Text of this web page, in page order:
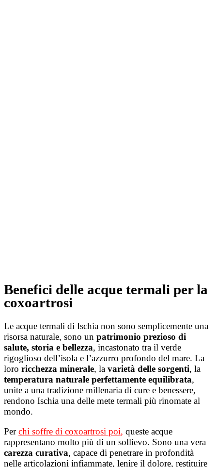
Benefici delle acque termali per la
coxoartrosi
Le acque termali di Ischia non sono semplicemente una
risorsa naturale, sono un patrimonio prezioso di
salute, storia e bellezza, incastonato tra il verde
rigoglioso dell’isola e l’azzurro profondo del mare. La
loro ricchezza minerale, la varietà delle sorgenti, la
temperatura naturale perfettamente equilibrata,
unite a una tradizione millenaria di cure e benessere,
rendono Ischia una delle mete termali più rinomate al
mondo.
Perchi soffre di coxoartrosi poi, queste acque
rappresentano molto più di un sollievo. Sono una vera
carezza curativa, capace di penetrare in profondità
nelle articolazioni infiammate, lenire il dolore, restituire